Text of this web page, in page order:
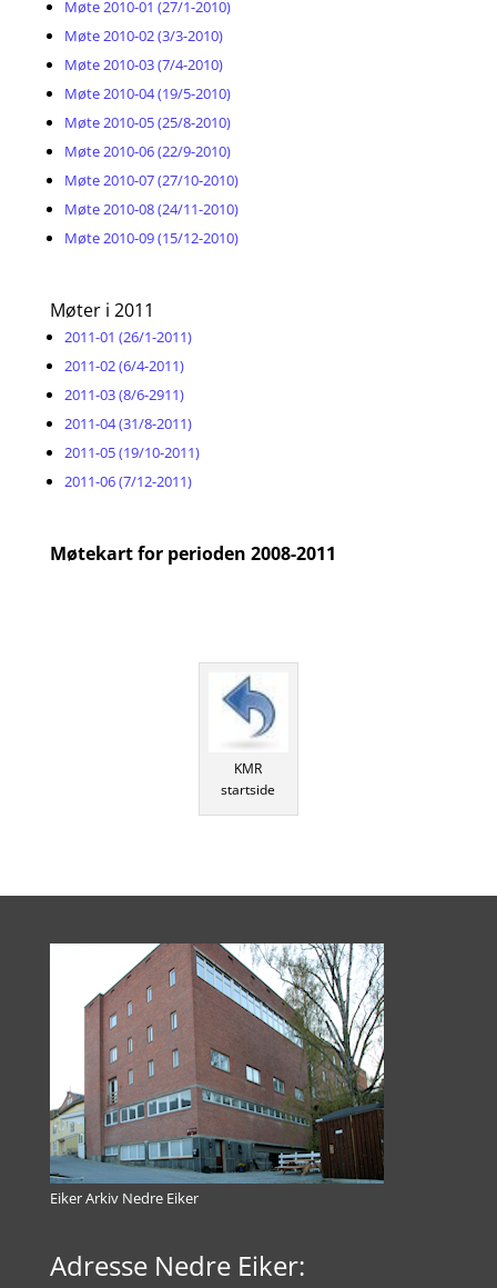
Møte 2010-01 (27/1-2010)
Møte 2010-02 (3/3-2010)
Møte 2010-03 (7/4-2010)
Møte 2010-04 (19/5-2010)
Møte 2010-05 (25/8-2010)
Møte 2010-06 (22/9-2010)
Møte 2010-07 (27/10-2010)
Møte 2010-08 (24/11-2010)
Møte 2010-09 (15/12-2010)
Møter i 2011
2011-01 (26/1-2011)
2011-02 (6/4-2011)
2011-03 (8/6-2911)
2011-04 (31/8-2011)
2011-05 (19/10-2011)
2011-06 (7/12-2011)
Møtekart for perioden 2008-2011
KMR
startside
Eiker Arkiv Nedre Eiker
Adresse Nedre Eiker: